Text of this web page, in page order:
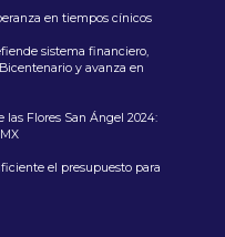
en tiempos cínicos
sistema financiero,
y avanza en
las Flores San Ángel 2024:
el presupuesto para